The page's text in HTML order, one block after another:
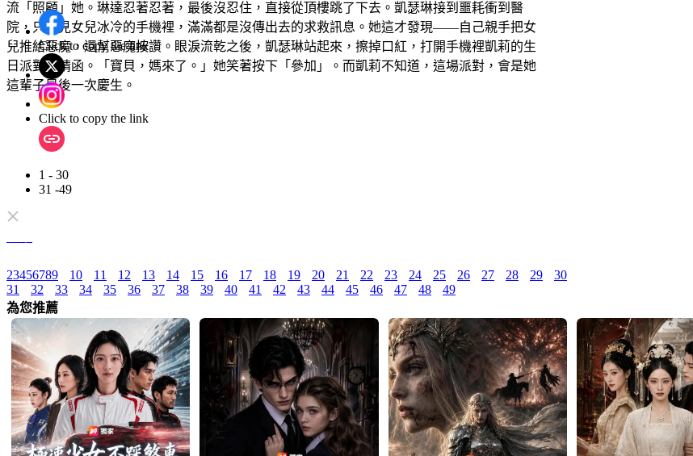
流「照顧」她。琳達忍著忍著，最後沒忍住，直接從頂樓跳了下去。凱瑟琳接到噩耗衝到醫
院，只看見女兒冰冷的手機裡，滿滿都是沒傳出去的求救訊息。她這才發現——自己親手把女
兒推給惡魔，還幫惡魔按讚。眼淚流乾之後，凱瑟琳站起來，擦掉口紅，打開手機裡凱莉的生
日派對邀請函。「寶貝，媽來了。」她笑著按下「參加」。而凱莉不知道，這場派對，會是她
這輩子最後一次慶生。
Click to copy the link
Click to copy the link
1 - 30
31 -49
23456789 10 11 12 13 14 15 16 17 18 19 20 21 22 23 24 25 26 27 28 29
30
31
32 33 34 35 36 37 38 39 40 41 42 43 44 45 46 47 48 49
為您推薦